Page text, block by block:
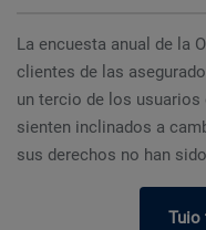
La encuesta anual de la
clientes de las
un tercio de los usuarios
sienten inclinados a
sus derechos no han
Tuio